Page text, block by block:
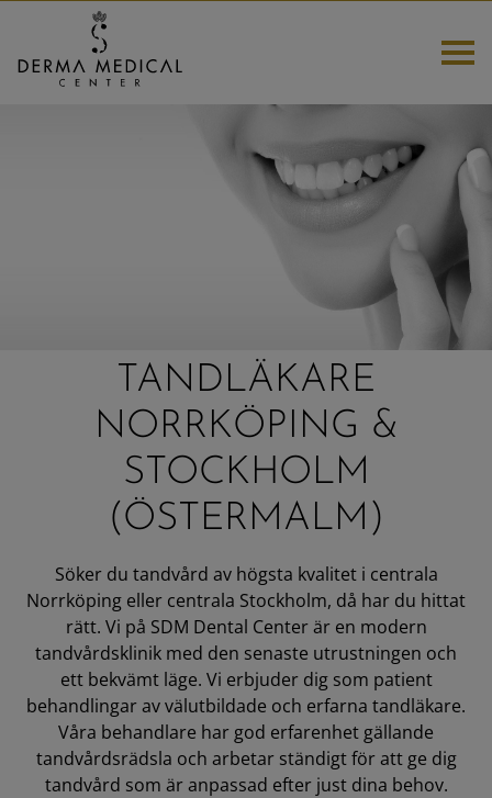
ESTETISKA BEHANDLINGAR
DELBETALNING
REKRYTERING
OM OSS
KONTAKTA OSS
TANDLÄKARE
NORRKÖPING &
STOCKHOLM
(ÖSTERMALM)
Söker du tandvård av högsta kvalitet i centrala
Norrköping eller centrala Stockholm, då har du hittat
rätt. Vi på SDM Dental Center är en modern
tandvårdsklinik med den senaste utrustningen och
ett bekvämt läge. Vi erbjuder dig som patient
behandlingar av välutbildade och erfarna tandläkare.
Våra behandlare har god erfarenhet gällande
tandvårdsrädsla och arbetar ständigt för att ge dig
tandvård som är anpassad efter just dina behov.